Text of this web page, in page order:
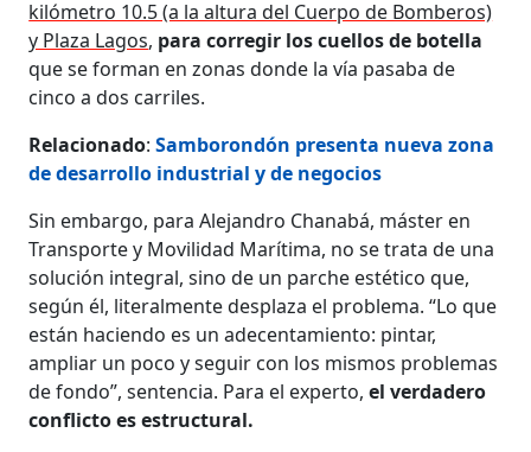
kilómetro 10.5 (a la altura del Cuerpo de Bomberos)
y Plaza Lagos, para corregir los cuellos de botella
que se forman en zonas donde la vía pasaba de
cinco a dos carriles.
Relacionado:Samborondón presenta nueva zona
de desarrollo industrial y de negocios
Sin embargo, para Alejandro Chanabá, máster en
Transporte y Movilidad Marítima, no se trata de una
solución integral, sino de un parche estético que,
según él, literalmente desplaza el problema. “Lo que
están haciendo es un adecentamiento: pintar,
ampliar un poco y seguir con los mismos problemas
de fondo”, sentencia. Para el experto,el verdadero
conflicto es estructural.